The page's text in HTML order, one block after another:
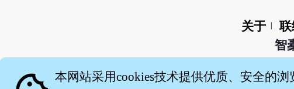
关于 联
智
本网站采用cookies技术提供优质、安全的